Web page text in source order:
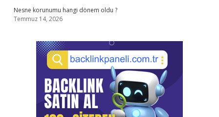
Nesne korunumu hangi dönem oldu ?
Temmuz 14, 2026